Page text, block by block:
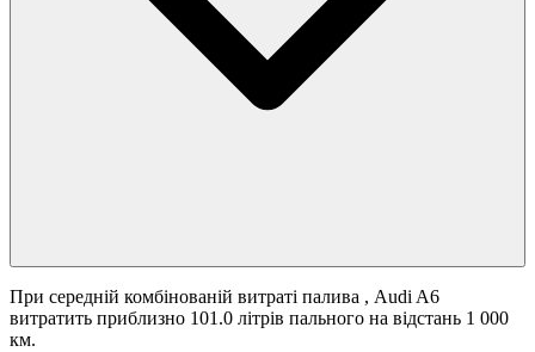
При середній комбінованій витраті палива , Audi A6
витратить приблизно 101.0 літрів пального на відстань 1 000
км.